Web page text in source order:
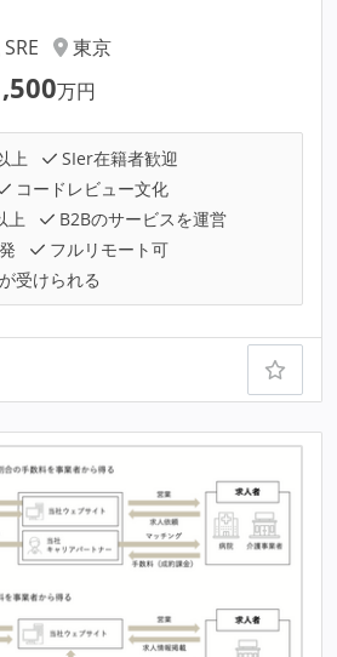
SRE
東京
万円
上
SIer在籍者歓迎
コードレビュー文化
上
B2Bのサービスを運営
フルリモート可
受けられる